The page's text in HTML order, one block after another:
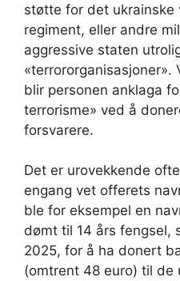
støtte for det
regiment, eller andre
aggressive staten
«terrororganisasjoner».
blir personen anklaga
terrorisme» ved å
forsvarere.
Det er urovekkende
engang vet offerets
ble for eksempel en
dømt til 14 års fengsel,
2025, for å ha donert
(omtrent 48 euro) til de